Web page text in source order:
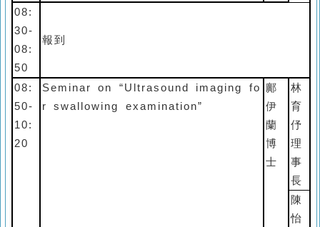
08:
30-
08:
50
報到
08:
50-
10:
20
Seminar on “Ultrasound imaging fo
r swallowing examination”
鄺
伊
蘭
博
士
林
育
伃
理
事
長
陳
怡